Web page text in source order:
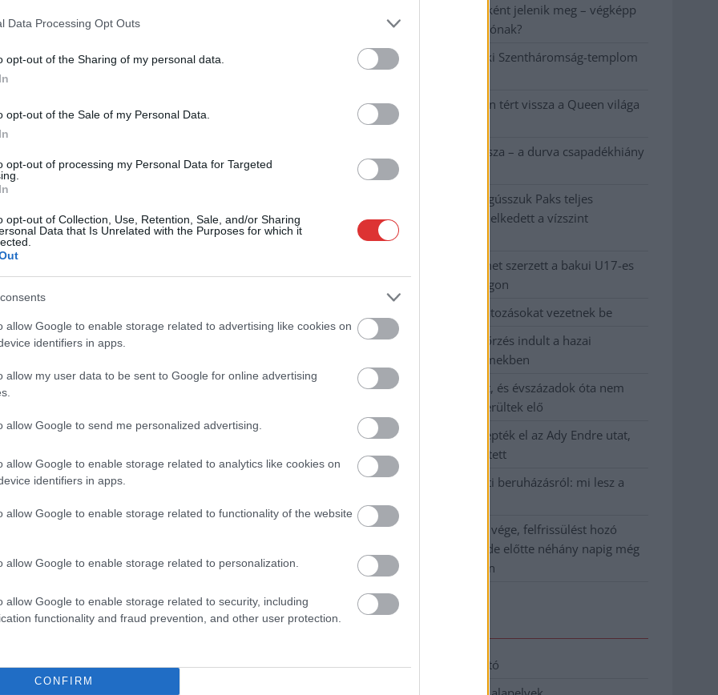
Data Processing Opt Outs
opt-out of the Sharing of my personal data.
opt-out of the Sale of my Personal Data.
opt-out of processing my Personal Data for Targeted
opt-out of Collection, Use, Retention, Sale, and/or Sharing
Data that Is Unrelated with the Purposes for which it
allow Google to enable storage related to advertising like cookies on
identifiers in apps.
allow my user data to be sent to Google for online advertising
allow Google to send me personalized advertising.
allow Google to enable storage related to analytics like cookies on
identifiers in apps.
allow Google to enable storage related to functionality of the website
allow Google to enable storage related to personalization.
allow Google to enable storage related to security, including
functionality and fraud prevention, and other user protection.
CONFIRM
sem úszhatja
a Tisza-tavon
közlekedik, ahogy
azonban
Ady Endre utat, egy kerékpáros
Rendőrök és a mentők jelenlétére
lettek figyelmesek kedd reggel a
belvárosban...
Kék hírek
immáron csak hetilapként jelenik meg – végképp
vége a nyomtatott sajtónak?
Befejeződött a szolnoki Szentháromság-templom
Szimfonikus köntösben tért vissza a Queen világa
a fővárosba
Ilyen, amikor „fél” a Tisza – a durva csapadékhiány
nagyon meglátszik
Lehet, hogy mégis megússzuk Paks teljes
leállítását, némileg emelkedett a vízszint
(VIDEÓVAL)
Tugyi Zétény ezüstérmet szerzett a bakui U17-es
birkózó-világbajnokságon
Jászberényben is korlátozásokat vezetnek be
Átfogó országos ellenőrzés indult a hazai
akkumulátoripari üzemekben
A Tisza visszahúzódott, és évszázadok óta nem
látott maradványok kerültek elő
Mentők és rendőrök lepték el az Ady Endre utat,
egy kerékpáros is érintett
Parázs vita a Fiumei úti beruházásról: mi lesz a
Végre látszik az alagút vége, felfrissülést hozó
hidegfront közeledik, de előtte néhány napig még
pokoli rekordhőség jön
Elérhetőség
Adatkezelési tájékoztató